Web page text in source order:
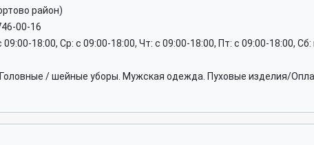
район)
00-16
09:00-18:00, Ср: c 09:00-18:00, Чт: c 09:00-18:00, Пт: c 09:00-18:00,
/ шейные уборы. Мужская одежда. Пуховые изделия/